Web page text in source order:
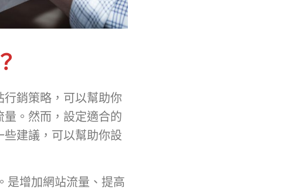
銷策略，可以幫助你
。然而，設定適合的
建議，可以幫助你設
是增加網站流量、提高